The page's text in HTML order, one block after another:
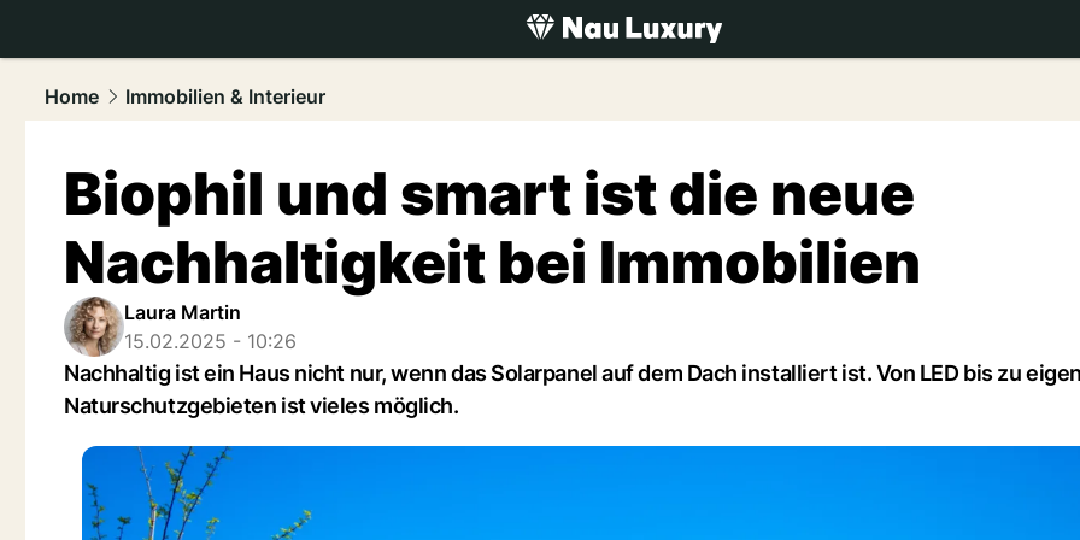
luxury.NAU.ch
Home
Immobilien & Interieur
Biophil und smart ist die neue
Nachhaltigkeit bei Immobilien
Laura Martin
15.02.2025 - 10:26
Nachhaltig ist ein Haus nicht nur, wenn das Solarpanel auf dem Dach installiert ist. Von LED bis zu
Naturschutzgebieten ist vieles möglich.